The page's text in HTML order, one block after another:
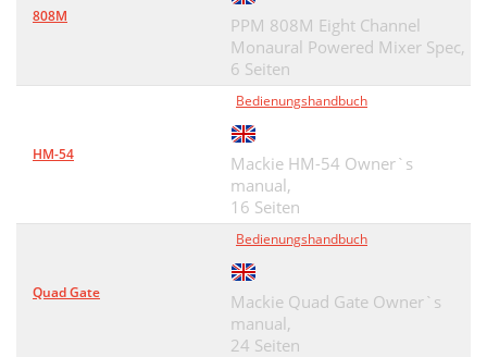
808M
PPM 808M Eight Channel
Monaural Powered Mixer Spec,
6 Seiten
HM-54
Bedienungshandbuch
Mackie HM-54 Owner`s
manual,
16 Seiten
Quad Gate
Bedienungshandbuch
Mackie Quad Gate Owner`s
manual,
24 Seiten